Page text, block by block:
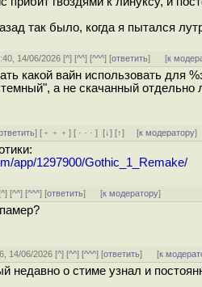
так было, когда я пытался
14/06/2026 [^] [^^] [^^^] [ответить] [к
какой вайн использовать для
а не скачанный отдельно
] [ ﹢﹢﹢] [ · · ·][↓] [↑] [к модератору]
app/1297900/Gothic_1_Remake/
^] [^^] [^^^] [ответить] [к модератору]
14/06/2026 [^] [^^] [^^^] [ответить] [к
недавно о стиме узнал и